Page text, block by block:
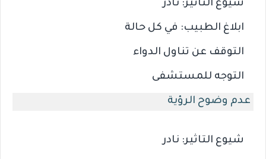
شيوع التاثير: نادر
ابلاغ الطبيب: في كل حالة
التوقف عن تناول الدواء
التوجه للمستشفى
عدم وضوح الرؤية
شيوع التاثير: نادر